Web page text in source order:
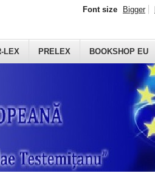
LEX PRELEX BOOKSHOP EU
Font size Bigger